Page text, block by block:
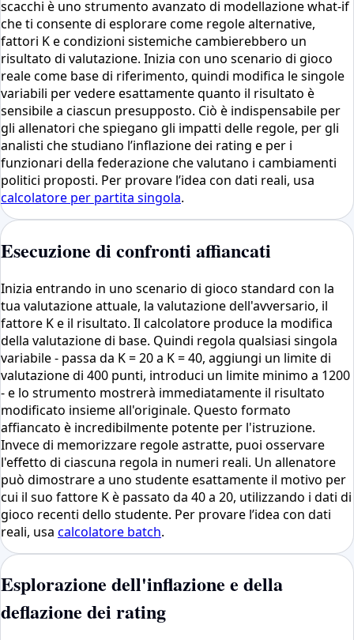
scacchi è uno strumento avanzato di modellazione what-if
che ti consente di esplorare come regole alternative,
fattori K e condizioni sistemiche cambierebbero un
risultato di valutazione. Inizia con uno scenario di gioco
reale come base di riferimento, quindi modifica le singole
variabili per vedere esattamente quanto il risultato è
sensibile a ciascun presupposto. Ciò è indispensabile per
gli allenatori che spiegano gli impatti delle regole, per gli
analisti che studiano l’inflazione dei rating e per i
funzionari della federazione che valutano i cambiamenti
politici proposti. Per provare l’idea con dati reali, usa
calcolatore per partita singola.
Esecuzione di confronti affiancati
Inizia entrando in uno scenario di gioco standard con la
tua valutazione attuale, la valutazione dell'avversario, il
fattore K e il risultato. Il calcolatore produce la modifica
della valutazione di base. Quindi regola qualsiasi singola
variabile - passa da K = 20 a K = 40, aggiungi un limite di
valutazione di 400 punti, introduci un limite minimo a 1200
- e lo strumento mostrerà immediatamente il risultato
modificato insieme all'originale. Questo formato
affiancato è incredibilmente potente per l'istruzione.
Invece di memorizzare regole astratte, puoi osservare
l'effetto di ciascuna regola in numeri reali. Un allenatore
può dimostrare a uno studente esattamente il motivo per
cui il suo fattore K è passato da 40 a 20, utilizzando i dati di
gioco recenti dello studente. Per provare l’idea con dati
reali, usa calcolatore batch.
Esplorazione dell'inflazione e della
deflazione dei rating